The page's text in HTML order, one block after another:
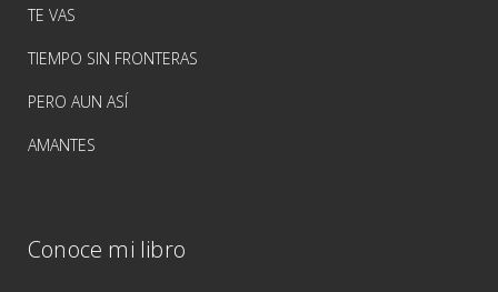
TE VAS
TIEMPO SIN FRONTERAS
PERO AUN ASÍ
AMANTES
Conoce mi libro